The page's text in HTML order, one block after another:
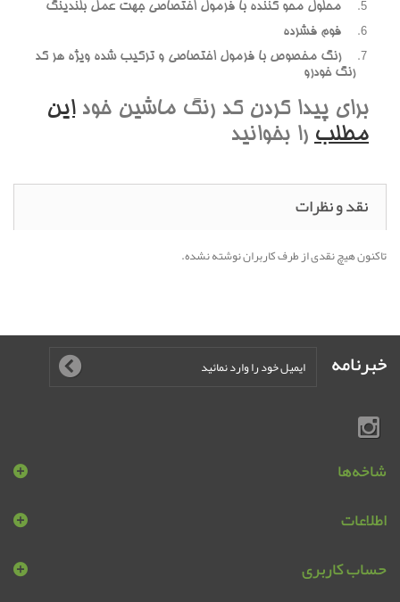
محلول محو کننده با فرمول اختصاصي جهت عمل بلندينگ
فوم فشرده
رنگ مخصوص با فرمول اختصاصي و ترکيب شده ويژه هر کد
رنگ خودرو
براي پيدا کردن کد رنگ ماشين خوداين
مطلب را بخوانيد
نقد و نظرات
تاکنون هیچ نقدی از طرف کاربران نوشته نشده.
خبرنامه
شاخه‌ها
اطلاعات
حساب کاربری